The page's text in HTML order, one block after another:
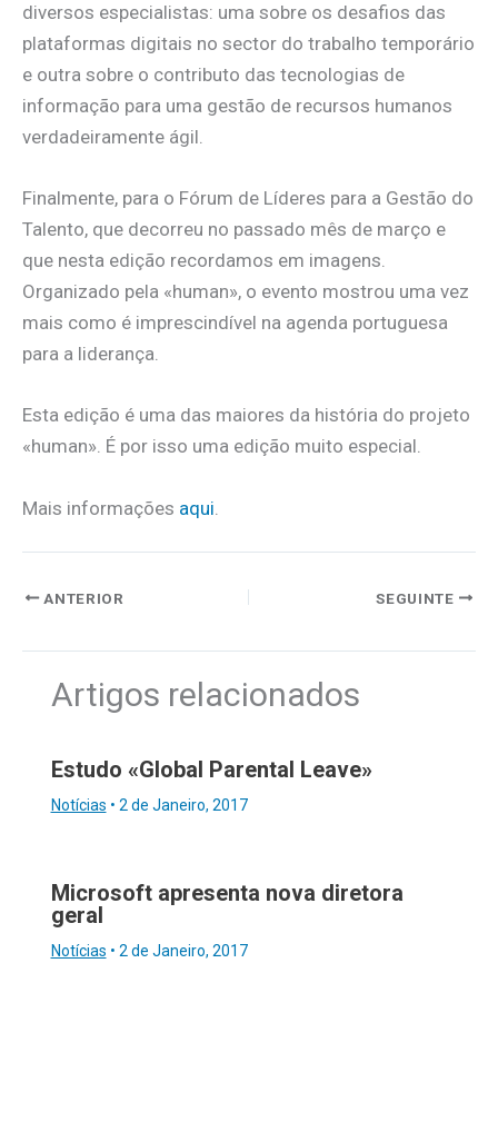
diversos especialistas: uma sobre os desafios das
plataformas digitais no sector do trabalho temporário
e outra sobre o contributo das tecnologias de
informação para uma gestão de recursos humanos
verdadeiramente ágil.
Finalmente, para o Fórum de Líderes para a Gestão do
Talento, que decorreu no passado mês de março e
que nesta edição recordamos em imagens.
Organizado pela «human», o evento mostrou uma vez
mais como é imprescindível na agenda portuguesa
para a liderança.
Esta edição é uma das maiores da história do projeto
«human». É por isso uma edição muito especial.
Mais informações aqui
ANTERIOR SEGUINTE
Artigos relacionados
Estudo «Global Parental Leave»
Notícias • 2 de Janeiro, 2017
Microsoft apresenta nova diretora
geral
Notícias • 2 de Janeiro, 2017